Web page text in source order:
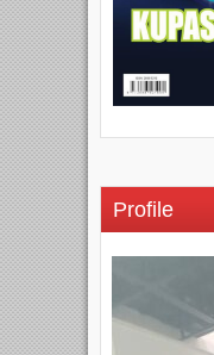
Profile